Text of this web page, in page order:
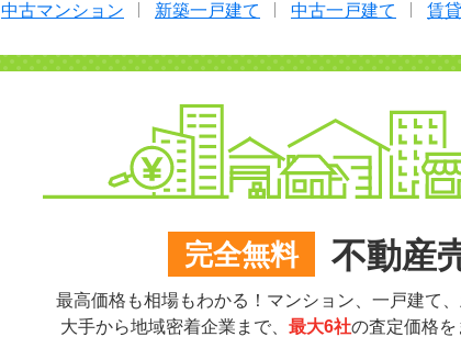
中古マンション 新築一戸建て 中古一戸建て 賃貸
完全無料 不動産
最高価格も相場もわかる！マンション、一戸建て
大手から地域密着企業まで、 最大6社の査定価格を